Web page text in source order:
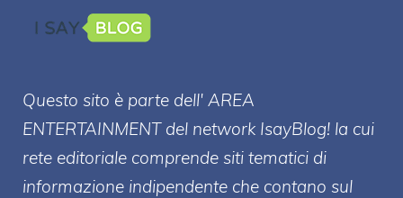
Questo sito è parte dell' AREA
ENTERTAINMENT del network IsayBlog! la cui
rete editoriale comprende siti tematici di
informazione indipendente che contano sul